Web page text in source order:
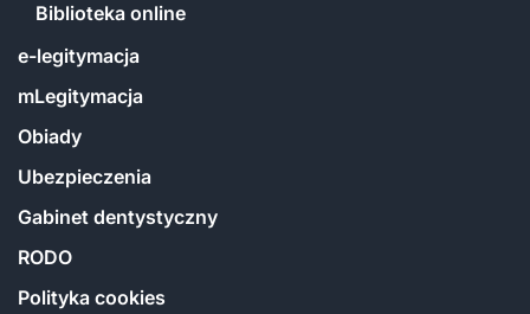
Biblioteka online
e-legitymacja
mLegitymacja
Obiady
Ubezpieczenia
Gabinet dentystyczny
RODO
Polityka cookies